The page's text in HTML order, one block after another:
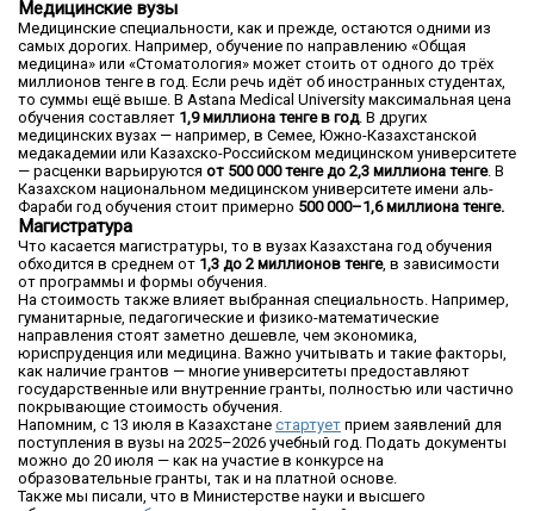
Медицинские вузы
Медицинские специальности, как и прежде, остаются одними из
самых дорогих. Например, обучение по направлению «Общая
медицина» или «Стоматология» может стоить от одного до трёх
миллионов тенге в год. Если речь идёт об иностранных студентах,
то суммы ещё выше. В Astana Medical University максимальная цена
обучения составляет 1,9 миллиона тенге в год. В других
медицинских вузах — например, в Семее, Южно-Казахстанской
медакадемии или Казахско-Российском медицинском университете
— расценки варьируются от 500 000 тенге до 2,3 миллиона тенге. В
Казахском национальном медицинском университете имени аль-
Фараби год обучения стоит примерно 500 000–1,6 миллиона тенге.
Магистратура
Что касается магистратуры, то в вузах Казахстана год обучения
обходится в среднем от 1,3 до 2 миллионов тенге, в зависимости
от программы и формы обучения.
На стоимость также влияет выбранная специальность. Например,
гуманитарные, педагогические и физико-математические
направления стоят заметно дешевле, чем экономика,
юриспруденция или медицина. Важно учитывать и такие факторы,
как наличие грантов — многие университеты предоставляют
государственные или внутренние гранты, полностью или частично
покрывающие стоимость обучения.
Напомним, с 13 июля в Казахстане стартует прием заявлений для
поступления в вузы на 2025–2026 учебный год. Подать документы
можно до 20 июля — как на участие в конкурсе на
образовательные гранты, так и на платной основе.
Также мы писали, что в Министерстве науки и высшего